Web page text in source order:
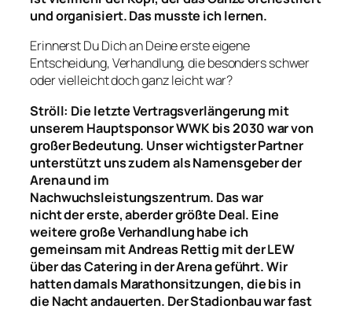
und organisiert.Das musste ich lernen.
Erinnerst Du Dich an Deine erste eigene
Entscheidung, Verhandlung, die besonders schwer
oder vielleicht doch ganz leicht war?
Ströll: Die letzteVertragsverlängerung mit
unserem HauptsponsorWWKbis 2030 war von
großer Bedeutung. Unser wichtigster Partner
unterstützt uns zudem als Namensgeber der
Arena und im
Nachwuchsleistungszentrum. Daswar
nichtdererste, aberder größte Deal. Eine
weitere großeVerhandlung habe ich
gemeinsam mit Andreas Rettig mitderLEW
über das Catering in der Arena geführt.Wir
hatten damals Marathonsitzungen, diebis in
die Nachtandauerten. Der Stadionbau war fast